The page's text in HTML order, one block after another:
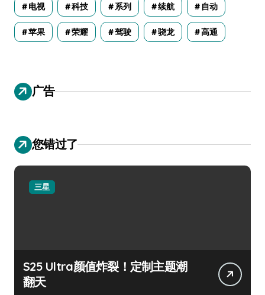
电视 科技 系列 续航 自动
苹果 荣耀 驾驶 骁龙 高通
广告
您错过了
三星
S25 Ultra颜值炸裂！定制主题潮
翻天